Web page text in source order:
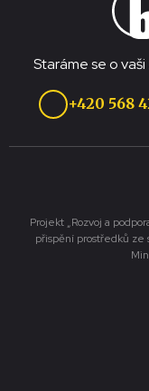
Staráme se o
+420 568
Projekt „Rozvoj a
přispění prostředků ze